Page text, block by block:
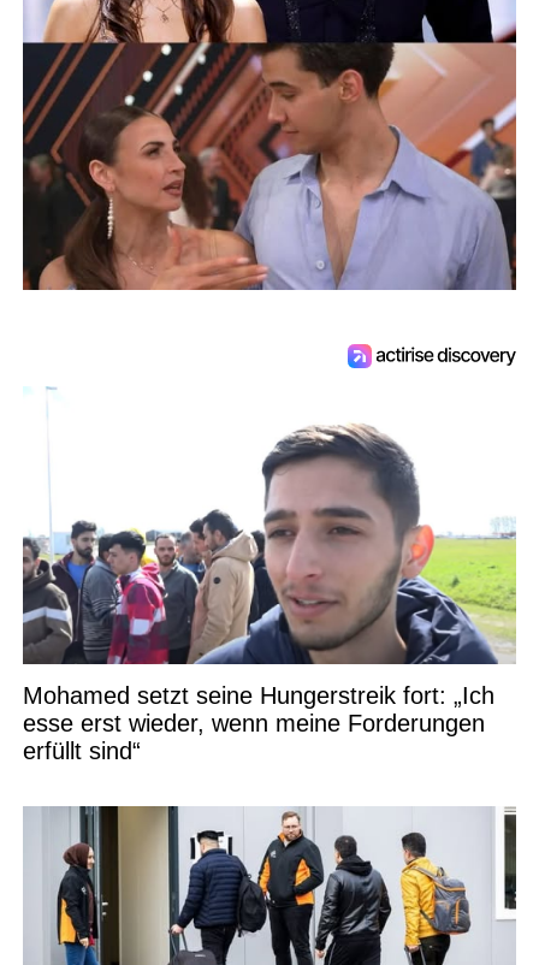
Mohamed setzt seine Hungerstreik fort: „Ich
esse erst wieder, wenn meine Forderungen
erfüllt sind“